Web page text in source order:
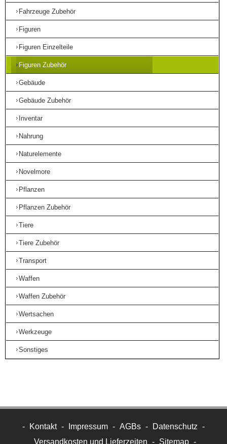
Fahrzeuge Zubehör
Figuren
Figuren Einzelteile
Figuren Zubehör
Gebäude
Gebäude Zubehör
Inventar
Nahrung
Naturelemente
Novelmore
Pflanzen
Pflanzen Zubehör
Tiere
Tiere Zubehör
Transport
Waffen
Waffen Zubehör
Wertsachen
Werkzeuge
Sonstiges
- Kontakt - Impressum - AGBs - Datenschutz -
Versandkosten und Lieferzeiten - Sitemap -